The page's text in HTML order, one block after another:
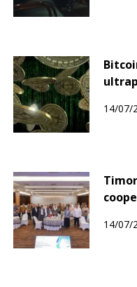
14/07/
14/07/